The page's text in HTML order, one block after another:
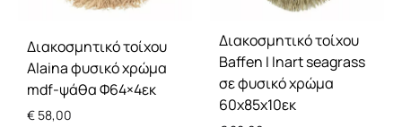
Διακοσμητικό τοίχου
Alaina φυσικό χρώμα
mdf-ψάθα Φ64×4εκ
€ 58,00
Διακοσμητικό τοίχου
Baffen I Inart seagrass
σε φυσικό χρώμα
60x85x10εκ